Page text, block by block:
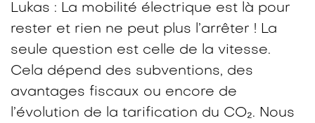
Lukas : La mobilité électrique est là pour
rester et rien ne peut plus l’arrêter ! La
seule question est celle de la vitesse.
Cela dépend des subventions, des
avantages fiscaux ou encore de
l’évolution de la tarification du CO₂. Nous